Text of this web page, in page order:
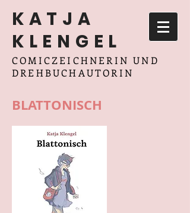
KATJA
KLENGEL
COMICZEICHNERIN UND
DREHBUCHAUTORIN
BLATTONISCH